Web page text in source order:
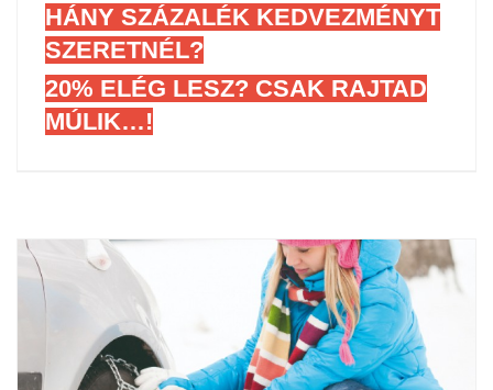
HÁNY SZÁZALÉK KEDVEZMÉNYT
SZERETNÉL?
20% ELÉG LESZ? CSAK RAJTAD
MÚLIK…!